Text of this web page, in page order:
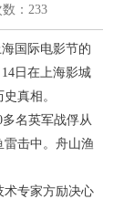
：233
国际电影节的
日在上海影城
真相。
多名英军战俘从
击中。舟山渔
术专家方励决心